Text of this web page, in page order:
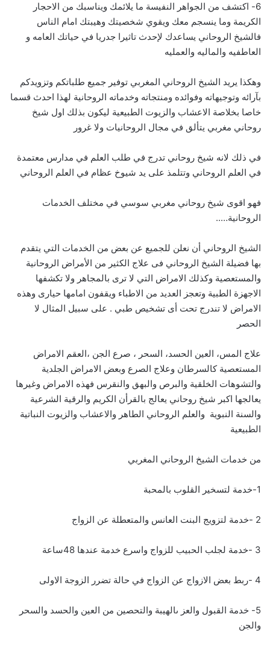
6- اكتشف من الجواهر النفيسة ما يلائمك ويناسبك من الاحجار
الكريمة وما ينسجم معك ويقوي شخصيتك وهيبتك امام الناس
فالشيخ الروحاني يساعدك لإحدث تاثيرا جدريا في حياتك العامه و
العاطفيه والماليه والعمليه
وهكذا يريد الشيخ الروحاني المغربي توفير جميع طلباتكم وتزويدكم
بآرائه وتوجيهاته وفوائده ومنتجاته وخدماته الروحانية لهذا احدث قسما
خاصا بخلاصة الاعشاب والزيوت الطبيعية ليكون بذلك اول شيخ
روحاني مغربي يتألق في مجال الروحانيات ولا غرور
في ذلك لانه شيخ روحاني تدرج في طلب العلم في مدارس معتمدة
في العلم الروحاني وتتلمذ على يد شيوخ عظام في العلم الروحاني
فهو اقوى شيخ روحاني مغربي سوسي في مختلف الخدمات
الروحانية…..
الشيخ الروحاني أن نعلن للجميع عن بعض من الخدمات التي يتقدم
بها فضيلة الشيخ الروحاني فى علاج الكثير من الأمراض الروحانية
والمستعصية وكذلك الامراض التي لا ترى بالمجاهر ولا تكشفها
الاجهزة الطبية وتعجز العديد من الاطباء ويقفون امامها حيارى وهذه
الامراض لا تندرج تحت أى تشخيص طبي . على سبيل المثال لا
الحصر
علاج المس، العين الحسد، السحر ، صرع الجن ،العقم الامراض
المستعصية كالسرطان وعلاج الصرع وبعض الامراض الجلدية
والتشوهات الخلقية والبرص والبهق والنقرس فهذه الامراض وغيرها
يعالجها اكبر شيخ روحاني يعالج بالقرأن الكريم والرقية الشرعية
والسنة النبوية والعلم الروحاني الطاهر والاعشاب والزيوت النباتية
الطبيعية
من خدمات الشيخ الروحاني المغربي
1-خدمة لتسخير القلوب بالمحبة
2 -خدمة لتزويج البنت العانس والمتعطلة عن الزواج
3 -خدمة لجلب الحبيب للزواج واسرع خدمة عندها 48ساعة
4 -ربط بعض الازواج عن الزواج في حالة تضرر الزوجة الاولى
5- خدمة القبول والعز ىالهيبة والتحصين من العين والحسد والسحر
والجن